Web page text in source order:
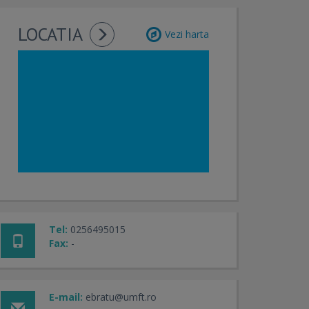
LOCATIA Vezi harta
Tel: 0256495015
Fax: -
E-mail: ebratu@umft.ro